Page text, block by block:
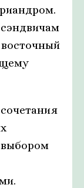
выбором